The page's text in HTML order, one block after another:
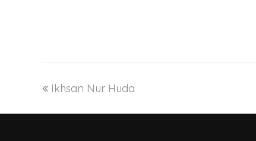
Ikhsan Nur Huda